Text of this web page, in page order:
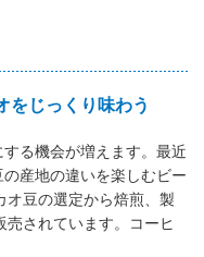
をじっくり味わう
る機会が増えます。最近
産地の違いを楽しむビー
オ豆の選定から焙煎、製
されています。コーヒ